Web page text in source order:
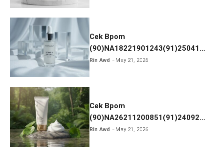
Cek Bpom
(90)NA18221901243(91)250418
Hanasui Power Bright Serum
Rin Awd May 21, 2026
Cek Bpom
(90)NA26211200851(91)240924
SKIN1004 Madagascar Centella
Rin Awd May 21, 2026